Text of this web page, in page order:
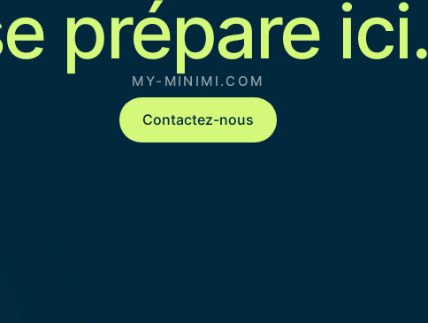
prépare ici.
MY-MINIMI.COM
Contactez-nous